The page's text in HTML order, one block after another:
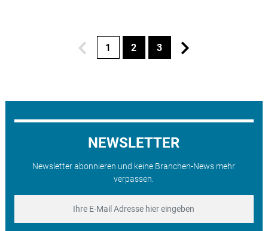
1 2 3
NEWSLETTER
Newsletter abonnieren und keine Branchen-News mehr
verpassen.